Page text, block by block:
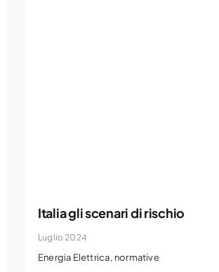
Italia gli scenari di rischio
Luglio 2024
Energia Elettrica, normative